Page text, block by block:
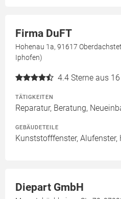
Firma DuFT
Hohenau 1a, 91617
Iphofen)
4.4 Sterne aus
TÄTIGKEITEN
Reparatur, Beratung,
GEBÄUDETEILE
Kunststofffenster, Alufenster,
Diepart GmbH